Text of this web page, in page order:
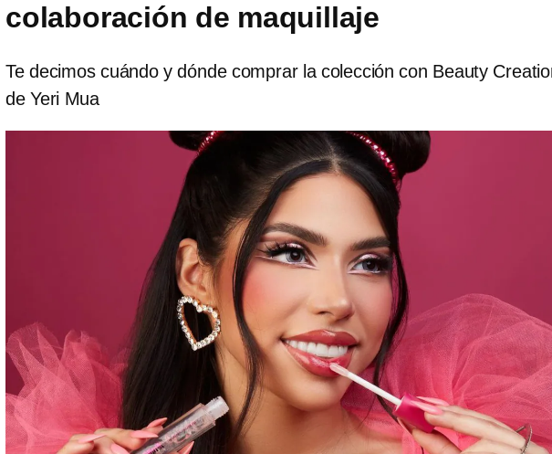
colaboración de maquillaje
Te decimos cuándo y dónde comprar la colección con Beauty
de Yeri Mua